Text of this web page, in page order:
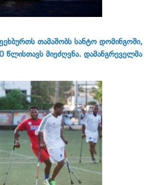
თამაშობს სანტო დომინგოში,
წლისთავს მიეძღვნა. დამანგრეველმა